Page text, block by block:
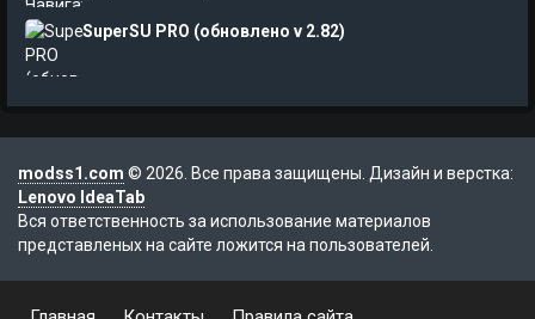
SuperSU PRO (обновлено v 2.82)
modss1.com © 2026. Все права защищены. Дизайн и верстка:
Lenovo IdeaTab
Вся ответственность за использование материалов
представленых на сайте ложится на пользователей.